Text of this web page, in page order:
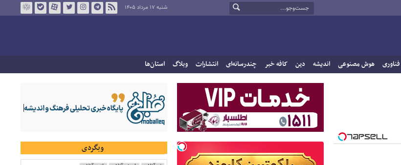
شنبه ۱۷ مرداد ۱۴۰۵
هوش مصنوعی اندیشه دین کافه خبر چندرسانه‌ای انتشارات وبلاگ استان‌ها
وبگردی